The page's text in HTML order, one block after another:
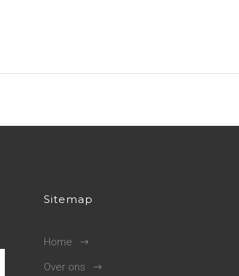
Sitemap
Home
Over ons